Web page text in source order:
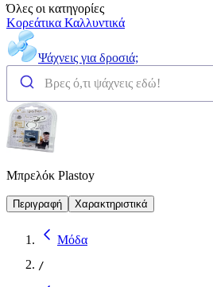
Όλες οι κατηγορίες
Κορεάτικα Καλλυντικά
Ψάχνεις για δροσιά;
Μπρελόκ Plastoy
Περιγραφή Χαρακτηριστικά
Μόδα
/